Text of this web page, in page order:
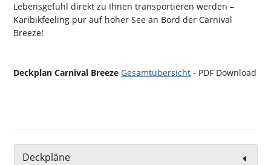
Lebensgefühl direkt zu Ihnen transportieren werden –
Karibikfeeling pur auf hoher See an Bord der Carnival
Breeze!
Deckplan Carnival BreezeGesamtübersicht - PDF Download
Deckpläne